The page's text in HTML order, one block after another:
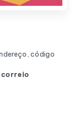
código
correio